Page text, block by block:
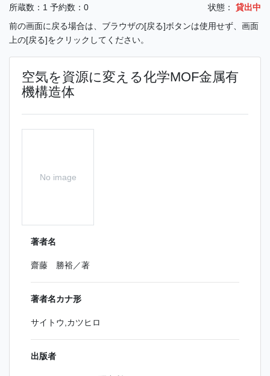
所蔵数：1 予約数：0 状態：
貸出中
前の画面に戻る場合は、ブラウザの[戻る]ボタンは使用せず、画面
上の[戻る]をクリックしてください。
空気を資源に変える化学MOF金属有
機構造体
No image
著者名
齋藤 勝裕／著
著者名カナ形
サイトウ,カツヒロ
出版者